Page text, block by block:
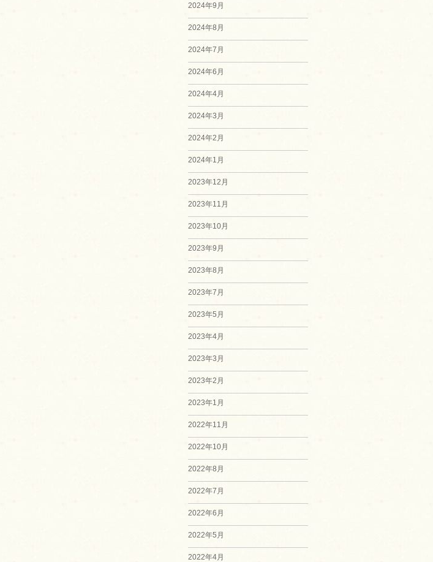
2024年9月
2024年8月
2024年7月
2024年6月
2024年4月
2024年3月
2024年2月
2024年1月
2023年12月
2023年11月
2023年10月
2023年9月
2023年8月
2023年7月
2023年5月
2023年4月
2023年3月
2023年2月
2023年1月
2022年11月
2022年10月
2022年8月
2022年7月
2022年6月
2022年5月
2022年4月